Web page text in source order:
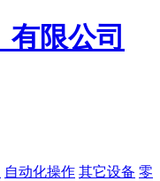
自动化操作 其它设备 零